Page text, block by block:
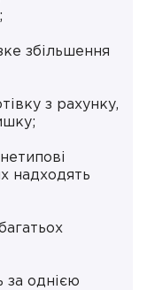
збільшення
з рахунку,
надходять
за однією